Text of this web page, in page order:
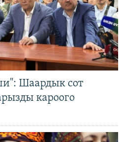
Шаардык сот
кароого